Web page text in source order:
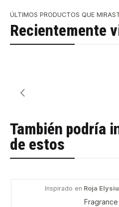
ÚLTIMOS PRODUCTOS QUE
Recientemente
También podría
de estos
Inspirado en Roja